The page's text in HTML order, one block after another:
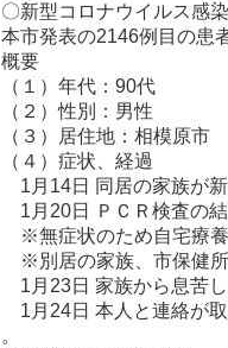
〇新型コロナウイルス感
本市発表の2146例目の患
概要
（１）年代：90代
（２）性別：男性
（３）居住地：相模原市
（４）症状、経過
1月14日 同居の家族が
1月20日 ＰＣＲ検査の
※無症状のため自宅療養
※別居の家族、市保健所
1月23日 家族から息苦
1月24日 本人と連絡が
。